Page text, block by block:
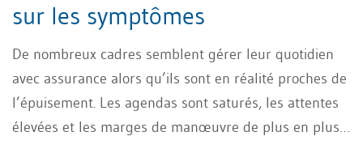
sur les symptômes
De nombreux cadres semblent gérer leur quotidien
avec assurance alors qu’ils sont en réalité proches de
l’épuisement. Les agendas sont saturés, les attentes
élevées et les marges de manœuvre de plus en plus